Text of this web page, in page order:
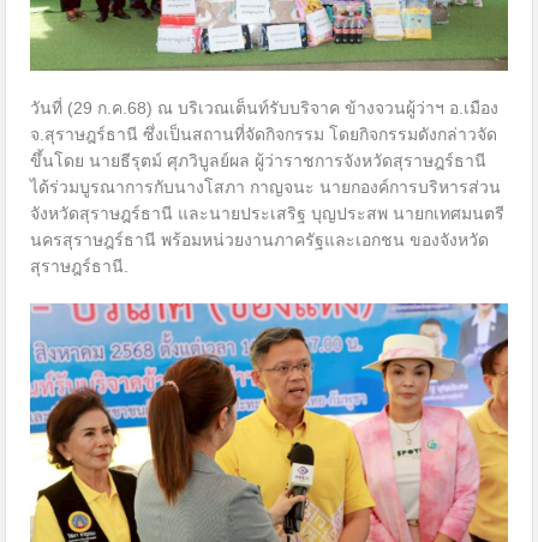
วันที่ (29 ก.ค.68) ณ บริเวณเต็นท์รับบริจาค ข้างจวนผู้ว่าฯ อ.เมือง
จ.สุราษฎร์ธานี ซึ่งเป็นสถานที่จัดกิจกรรม โดยกิจกรรมดังกล่าวจัด
ขึ้นโดย นายธีรุตม์ ศุภวิบูลย์ผล ผู้ว่าราชการจังหวัดสุราษฎร์ธานี
ได้ร่วมบูรณาการกับนางโสภา กาญจนะ นายกองค์การบริหารส่วน
จังหวัดสุราษฎร์ธานี และนายประเสริฐ บุญประสพ นายกเทศมนตรี
นครสุราษฎร์ธานี พร้อมหน่วยงานภาครัฐและเอกชน ของจังหวัด
สุราษฎร์ธานี.